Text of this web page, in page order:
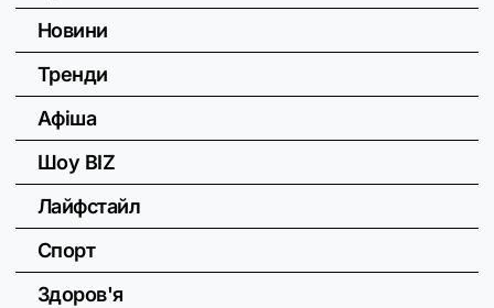
Новини
Тренди
Афіша
Шоу BIZ
Лайфстайл
Спорт
Здоров'я